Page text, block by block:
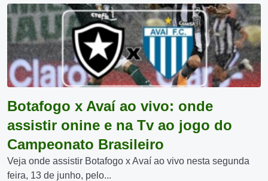
Botafogo x Avaí ao vivo: onde
assistir onine e na Tv ao jogo do
Campeonato Brasileiro
Veja onde assistir Botafogo x Avaí ao vivo nesta segunda
feira, 13 de junho, pelo...